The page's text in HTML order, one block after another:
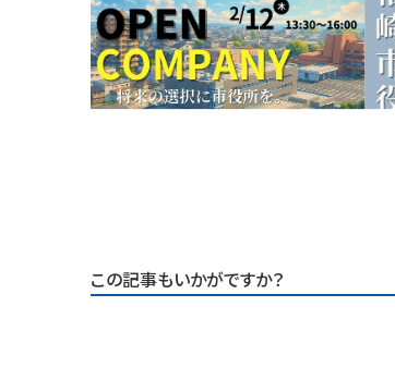
この記事もいかがですか？